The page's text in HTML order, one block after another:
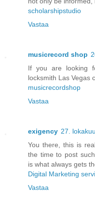
scholarshipstudio
Vastaa
musicrecord shop
If you are looking
locksmith Las Vegas
musicrecordshop
Vastaa
exigency 27.
You there, this is
the time to post
is what always gets
Digital Marketing
Vastaa